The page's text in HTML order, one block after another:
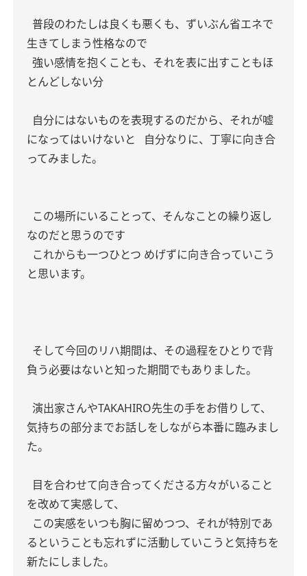
普段のわたしは良くも悪くも、ずいぶん省エネで
生きてしまう性格なので
強い感情を抱くことも、それを表に出すこともほ
とんどしない分
自分にはないものを表現するのだから、それが嘘
になってはいけないと
自分なりに、丁寧に向き合
ってみました。
この場所にいることって、そんなことの繰り返し
なのだと思うのです
これからも一つひとつ めげずに向き合っていこう
と思います。
そして今回のリハ期間は、その過程をひとりで背
負う必要はないと知った期間でもありました。
演出家さんやTAKAHIRO先生の手をお借りして、
気持ちの部分までお話しをしながら本番に臨みまし
た。
目を合わせて向き合ってくださる方々がいること
を改めて実感して、
この実感をいつも胸に留めつつ、それが特別であ
るということも忘れずに活動していこうと気持ちを
新たにしました。